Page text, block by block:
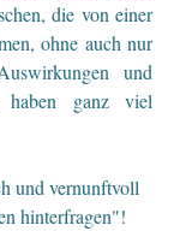
die von einer
ohne auch nur
und
haben ganz viel
und vernunftvoll
hinterfragen"!